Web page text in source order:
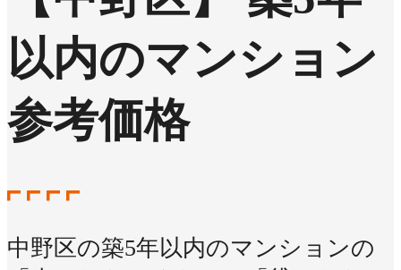
以内のマンション
参考価格
中野区の築5年以内のマンションの